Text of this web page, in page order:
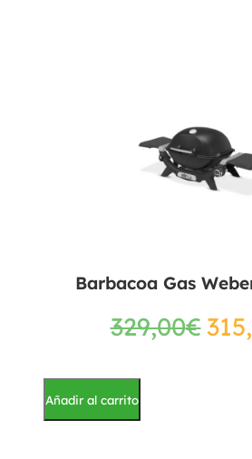
Barbacoa Gas
329,00€
Añadir al carrito